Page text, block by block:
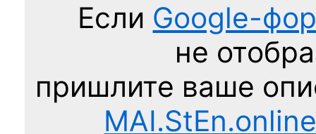
Если Google-
не
пришлите ваше